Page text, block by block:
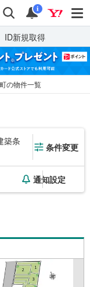
検索 通知
i
ID新規取得
の物件一覧
築条
条件変更
通知設定